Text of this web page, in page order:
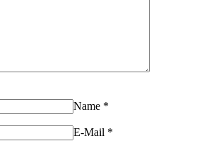
Name *
E-Mail *